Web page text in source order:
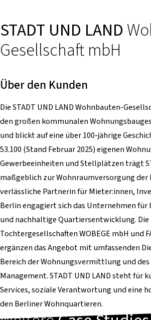
STADT UND LAND
Gesellschaft mbH
Über den Kunden
Die STADT UND LAND Wohnbauten-
den großen kommunalen
und blickt auf eine über 100-jährige
53.100 (Stand Februar 2025) eigenen
Gewerbeeinheiten und Stellplätzen trägt
maßgeblich zur Wohnraumversorgung der
verlässliche Partnerin für Mieter:innen,
Berlin engagiert sich das Unternehmen für
und nachhaltige Quartiersentwicklung. Die
Tochtergesellschaften WOBEGE mbH und
ergänzen das Angebot mit umfassenden
Bereich der Wohnungsvermittlung und
Management. STADT UND LAND steht für
Services, soziale Verantwortung und eine
den Berliner Wohnquartieren.